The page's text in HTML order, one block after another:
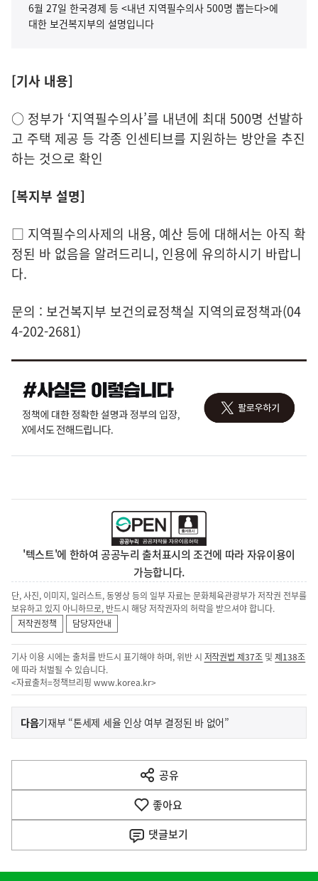
6월 27일 한국경제 등 <내년 지역필수의사 500명 뽑는다>에
대한 보건복지부의 설명입니다
[기사 내용]
○ 정부가 ‘지역필수의사’를 내년에 최대 500명 선발하
고 주택 제공 등 각종 인센티브를 지원하는 방안을 추진
하는 것으로 확인
[복지부 설명]
□ 지역필수의사제의 내용, 예산 등에 대해서는 아직 확
정된 바 없음을 알려드리니, 인용에 유의하시기 바랍니
다.
문의 : 보건복지부 보건의료정책실 지역의료정책과(04
4-202-2681)
'텍스트'에 한하여 공공누리 출처표시의 조건에 따라 자유이용이
가능합니다.
단, 사진, 이미지, 일러스트, 동영상 등의 일부 자료는 문화체육관광부가 저작권 전부를
보유하고 있지 아니하므로, 반드시 해당 저작권자의 허락을 받으셔야 합니다.
저작권정책
담당자안내
기사 이용 시에는 출처를 반드시 표기해야 하며, 위반 시 저작권법 제37조 및제138조
에 따라 처벌될 수 있습니다.
<자료출처=정책브리핑 www.korea.kr>
이
전
다
음
다음기
사
기재부 “톤세제 세율 인상 여부 결정된 바 없어”
공유
열
기
좋아요
댓글보기